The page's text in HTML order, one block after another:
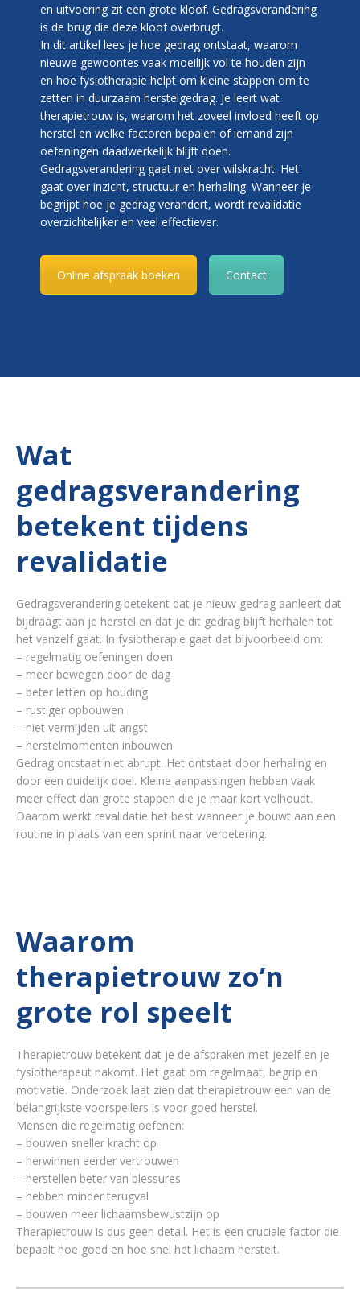
en uitvoering zit een grote kloof. Gedragsverandering
is de brug die deze kloof overbrugt.
In dit artikel lees je hoe gedrag ontstaat, waarom
nieuwe gewoontes vaak moeilijk vol te houden zijn
en hoe fysiotherapie helpt om kleine stappen om te
zetten in duurzaam herstelgedrag. Je leert wat
therapietrouw is, waarom het zoveel invloed heeft op
herstel en welke factoren bepalen of iemand zijn
oefeningen daadwerkelijk blijft doen.
Gedragsverandering gaat niet over wilskracht. Het
gaat over inzicht, structuur en herhaling. Wanneer je
begrijpt hoe je gedrag verandert, wordt revalidatie
overzichtelijker en veel effectiever.
Online afspraak boeken Contact
Wat
gedragsverandering
betekent tijdens
revalidatie
Gedragsverandering betekent dat je nieuw gedrag aanleert dat
bijdraagt aan je herstel en dat je dit gedrag blijft herhalen tot
het vanzelf gaat. In fysiotherapie gaat dat bijvoorbeeld om:
– regelmatig oefeningen doen
– meer bewegen door de dag
– beter letten op houding
– rustiger opbouwen
– niet vermijden uit angst
– herstelmomenten inbouwen
Gedrag ontstaat niet abrupt. Het ontstaat door herhaling en
door een duidelijk doel. Kleine aanpassingen hebben vaak
meer effect dan grote stappen die je maar kort volhoudt.
Daarom werkt revalidatie het best wanneer je bouwt aan een
routine in plaats van een sprint naar verbetering.
Waarom
therapietrouw zo’n
grote rol speelt
Therapietrouw betekent dat je de afspraken met jezelf en je
fysiotherapeut nakomt. Het gaat om regelmaat, begrip en
motivatie. Onderzoek laat zien dat therapietrouw een van de
belangrijkste voorspellers is voor goed herstel.
Mensen die regelmatig oefenen:
– bouwen sneller kracht op
– herwinnen eerder vertrouwen
– herstellen beter van blessures
– hebben minder terugval
– bouwen meer lichaamsbewustzijn op
Therapietrouw is dus geen detail. Het is een cruciale factor die
bepaalt hoe goed en hoe snel het lichaam herstelt.